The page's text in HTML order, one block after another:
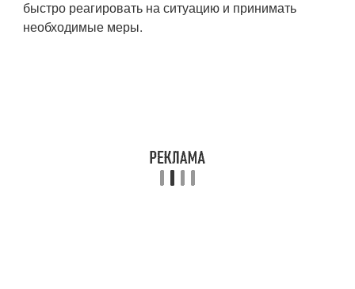
быстро реагировать на ситуацию и принимать
необходимые меры.